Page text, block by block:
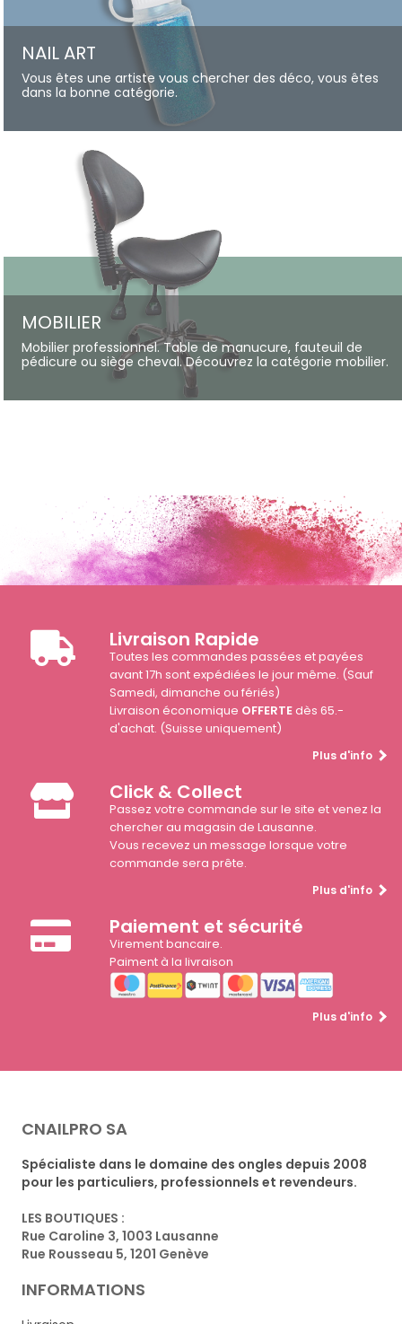
NAIL ART
Vous êtes une artiste vous chercher des déco, vous êtes
dans la bonne catégorie.
MOBILIER
Mobilier professionnel. Table de manucure, fauteuil de
pédicure ou siège cheval. Découvrez la catégorie mobilier.
Livraison Rapide
Toutes les commandes passées et payées
avant 17h sont expédiées le jour même. (Sauf
Samedi, dimanche ou fériés)
Livraison économique OFFERTEdès 65.-
d'achat. (Suisse uniquement)
Plus d'info
Click & Collect
Passez votre commande sur le site et venez la
chercher au magasin de Lausanne.
Vous recevez un message lorsque votre
commande sera prête.
Plus d'info
Paiement et sécurité
Virement bancaire.
Paiment à la livraison
Plus d'info
CNAILPRO SA
Spécialiste dans le domaine des ongles depuis 2008
pour les particuliers, professionnels et revendeurs.
LES BOUTIQUES :
Rue Caroline 3, 1003 Lausanne
Rue Rousseau 5, 1201 Genève
INFORMATIONS